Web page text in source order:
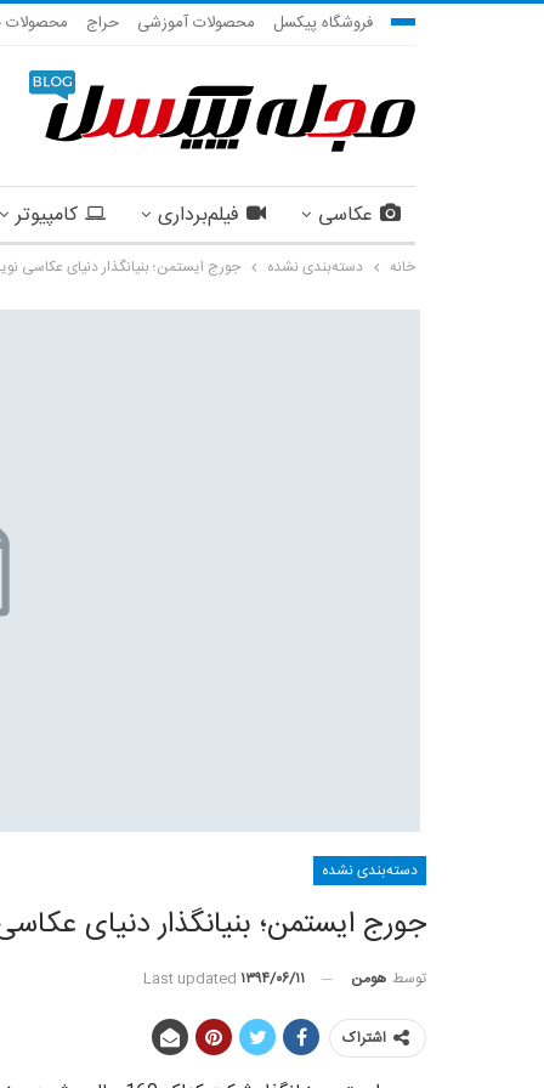
فروشگاه پیکسل محصولات آموزشی حراج محصولات
عکاسی فیلم‌برداری کامپیوتر
خانه دسته‌بندی نشده جورج ایستمن؛ بنیانگذار دنیای عکاسی
دسته‌بندی نشده
جورج ایستمن؛ بنیانگذار دنیای
توسط هومن Last updated ۱۳۹۴/۰۶/۱۱
اشتراک